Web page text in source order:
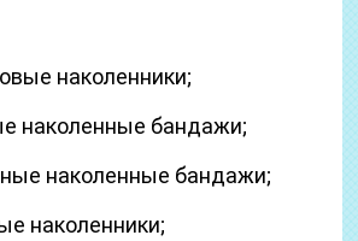
наколенники;
наколенные бандажи;
наколенные бандажи;
наколенники;